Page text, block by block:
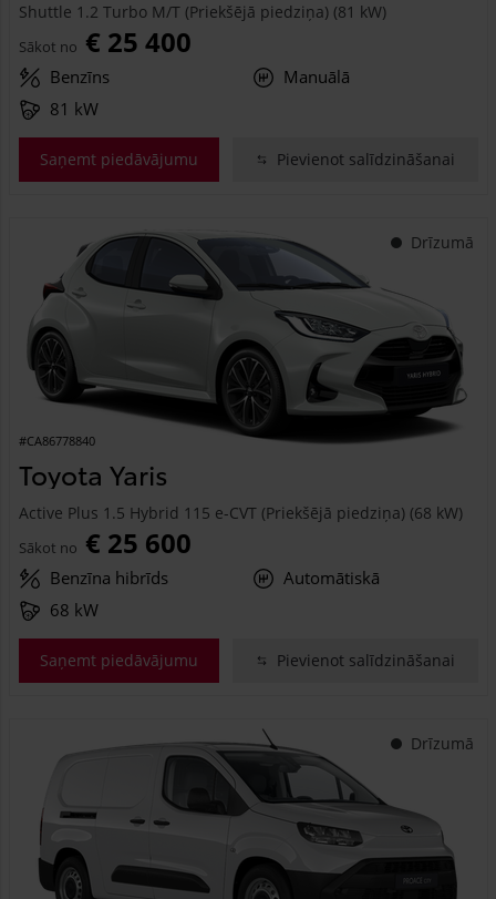
Shuttle 1.2 Turbo M/T (Priekšējā piedziņa) (81 kW)
Sākot no € 25 400
Benzīns
Manuālā
81 kW
Saņemt piedāvājumu Pievienot salīdzināšanai
Drīzumā
#CA86778840
Toyota Yaris
Active Plus 1.5 Hybrid 115 e-CVT (Priekšējā piedziņa) (68 kW)
Sākot no € 25 600
Benzīna hibrīds
Automātiskā
68 kW
Saņemt piedāvājumu Pievienot salīdzināšanai
Drīzumā